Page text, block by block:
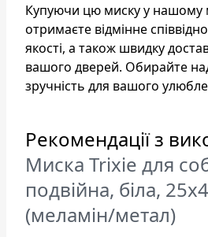
Купуючи цю миску у нашому
отримаєте відмінне
якості, а також швидку
вашого дверей. Обирайте
зручність для вашого
Рекомендації з
Миска Trixie для
подвійна, біла,
(меламін/метал)